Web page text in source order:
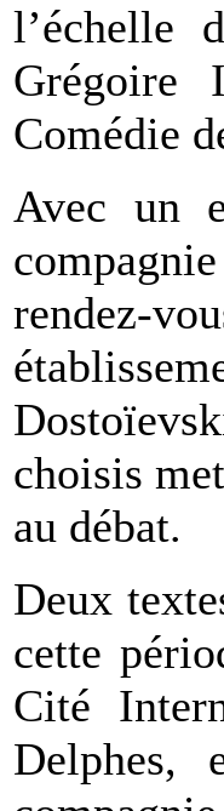
l’échelle
Grégoire
Comédie
Avec un
rendez-
choisis
au débat.
Deux
cette
Cité
Delphes,